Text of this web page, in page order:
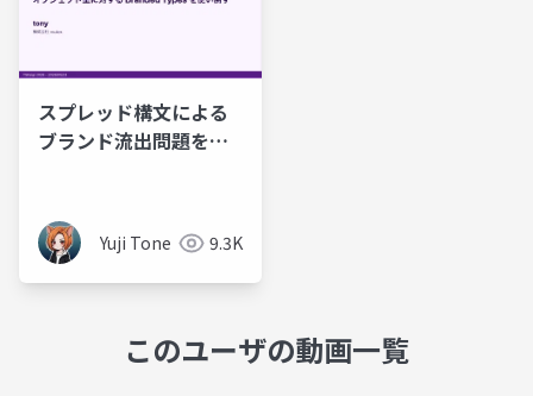
スプレッド構文による
ブランド流出問題を乗
Types を使い倒す
@TSKaigi 2026
Yuji Tone 9.3K
このユーザの動画一覧